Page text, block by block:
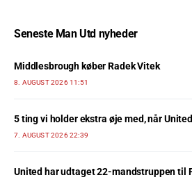
Seneste Man Utd nyheder
Middlesbrough køber Radek Vitek
8. AUGUST 2026 11:51
5 ting vi holder ekstra øje med, når
7. AUGUST 2026 22:39
United har udtaget 22-mandstruppen til